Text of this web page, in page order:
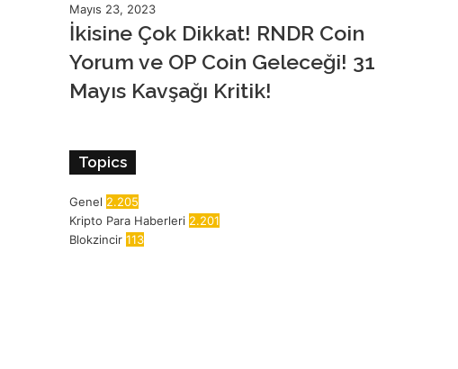
Mayıs 23, 2023
İkisine Çok Dikkat! RNDR Coin
Yorum ve OP Coin Geleceği! 31
Mayıs Kavşağı Kritik!
Topics
Genel 2.205
Kripto Para Haberleri 2.201
Blokzincir 113